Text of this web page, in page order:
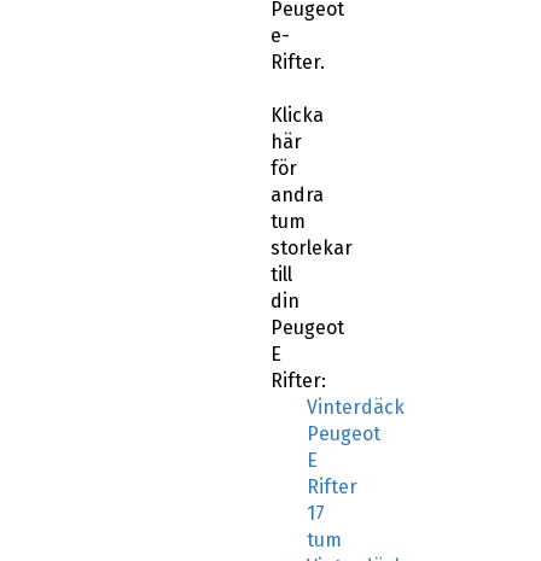
e-
Rifter.
här
för
andra
tum
storlekar
till
din
Peugeot
E
Rifter:
Vinterdäck
Peugeot
E
Rifter
17
tum
Vinterdäck